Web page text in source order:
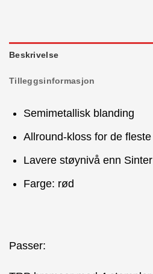
Beskrivelse
Tilleggsinformasjon
Semimetallisk blanding
Allround-kloss for de fleste
Lavere støynivå enn Sinter
Farge: rød
Passer: